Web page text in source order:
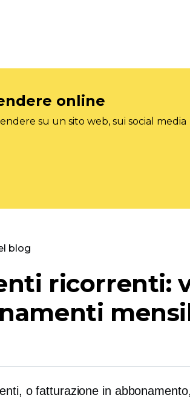
online
su un sito web, sui social media
blog
ricorrenti:
o fatturazione in